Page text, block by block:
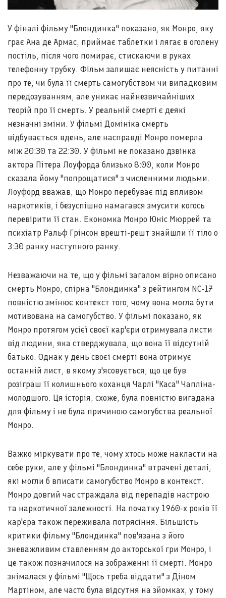
У фіналі фільму "Блондинка" показано, як Монро, яку
грає Ана де Армас, приймає таблетки і лягає в оголену
постіль, після чого помирає, стискаючи в руках
телефонну трубку. Фільм залишає неясність у питанні
про те, чи була її смерть самогубством чи випадковим
передозуванням, але уникає найнезвичайніших
теорій про її смерть. У реальній смерті є деякі
незначні зміни. У фільмі Домініка смерть
відбувається вдень, але насправді Монро померла
між 20:30 та 22:30. У фільмі не показано дзвінка
актора Пітера Лоуфорда близько 8:00, коли Монро
сказала йому "попрощатися" з численними людьми.
Лоуфорд вважав, що Монро перебуває під впливом
наркотиків, і безуспішно намагався змусити когось
перевірити її стан. Економка Монро Юніс Мюррей та
психіатр Ральф Грінсон врешті-решт знайшли її тіло о
3:30 ранку наступного ранку.
Незважаючи на те, що у фільмі загалом вірно описано
смерть Монро, спірна "Блондинка" з рейтингом NC-17
повністю змінює контекст того, чому вона могла бути
мотивована на самогубство. У фільмі показано, як
Монро протягом усієї своєї кар'єри отримувала листи
від людини, яка стверджувала, що вона її відсутній
батько. Однак у день своєї смерті вона отримує
останній лист, в якому з'ясовується, що це був
розіграш її колишнього коханця Чарлі "Каса" Чапліна-
молодшого. Ця історія, схоже, була повністю вигадана
для фільму і не була причиною самогубства реальної
Монро.
Важко міркувати про те, чому хтось може накласти на
себе руки, але у фільмі "Блондинка" втрачені деталі,
які могли б вписати самогубство Монро в контекст.
Монро довгий час страждала від перепадів настрою
та наркотичної залежності. На початку 1960-х років її
кар'єра також переживала потрясіння. Більшість
критики фільму "Блондинка" пов'язана з його
зневажливим ставленням до акторської гри Монро, і
це також позначилося на зображенні її смерті. Монро
знімалася у фільмі "Щось треба віддати" з Діном
Мартіном, але часто була відсутня на зйомках, у тому